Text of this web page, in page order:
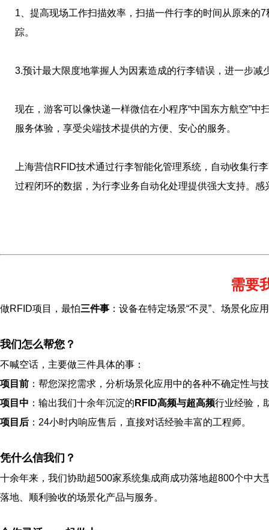
1、提高现场工作扫描效率，扫描一件行李的时间从原来的
踪。
3.预计最大限度地掌握人为因素造成的行李错误，进一步减
现在，游客可以像快递一样微信在小程序“中国东方航空”
服务体验，享受尖端技术提供的方便、安心的服务。
上海营信RFID技术通过行李智能化管理系统，自动收集行
过程闭环的数据，为行李业务自动化处理提供强大支持。
需要
做RFID项目，最怕三件事 ：设备在特定场景“不灵”、场景化
我们怎么帮您？
不喊空话，主要做三件具体的事：
项目前 ：帮您深挖需求，分析场景化应用中的各种不确定性与
项目中 ：输出我们十余年沉淀的 RFID高频与超高频行业经验，
项目后 ：24小时内响应售后，直接对话经验丰富的工程师。
凭什么信我们？
十余年来，我们协助超500家系统集成商成功落地超800个中大
落地、顺利验收的场景化产品与服务。